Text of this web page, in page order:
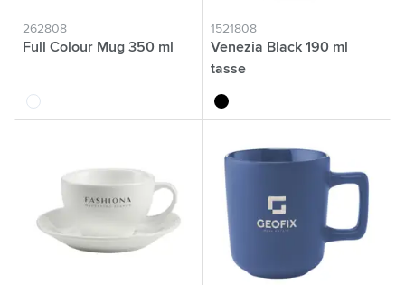
262808
Full Colour Mug 350 ml
blanc
1521808
Venezia Black 190 ml
tasse
noir